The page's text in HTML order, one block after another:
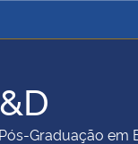
da Justiça e
da Educação
Graduação em